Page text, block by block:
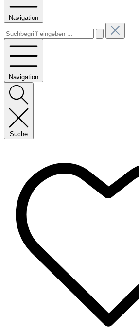
Navigation
Navigation
Suche